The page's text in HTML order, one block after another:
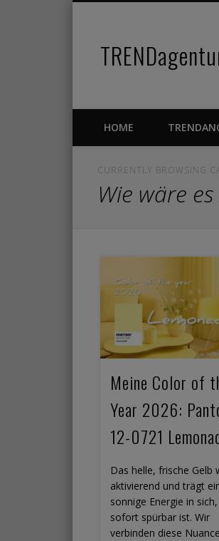
PinterestVimeo
HOME
CURRENTLY BROWSING
Wie wäre
Meine Color of
Year 2026:
12-0721
Das helle, frische Gelb
aktivierend und trägt
sonnige Energie in
sofort spürbar ist. Wir
verbinden diese